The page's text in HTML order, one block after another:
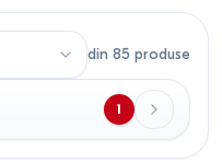
din 85 produse
1